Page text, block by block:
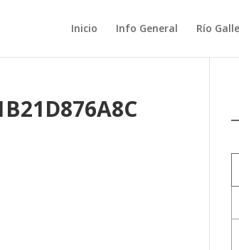
Inicio Info General Río